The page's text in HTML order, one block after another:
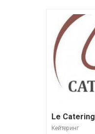
Le Catering
Кейтеринг